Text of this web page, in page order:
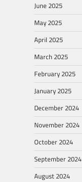
June 2025
May 2025
April 2025
March 2025
February 2025
January 2025
December 2024
November 2024
October 2024
September 2024
August 2024